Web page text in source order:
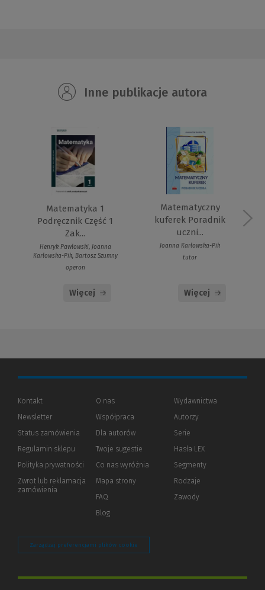
Inne publikacje autora
Matematyka 1
Podręcznik Część 1
Zak...
Henryk Pawłowski, Joanna
Karłowska-Pik, Bartosz Szumny
operon
Więcej
Matematyczny
kuferek Poradnik
uczni...
Joanna Karłowska-Pik
tutor
Więcej
Kontakt
Newsletter
Status zamówienia
Regulamin sklepu
Polityka prywatności (Nowe
(Link
innej
Zwrot lub reklamacja
zamówienia
O nas
Współpraca
Dla autorów(Nowe
(Link
innej
strony)
Twoje sugestie
Co nas wyróżnia
Mapa strony
FAQ
Blog
Wydawnictwa
Autorzy
Serie
Hasła LEX
Segmenty
Rodzaje
Zawody
Zarządzaj preferencjami plików cookie